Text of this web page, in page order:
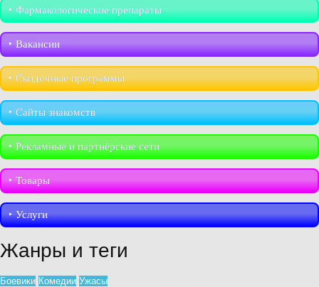
‣︎ Фармакологические препараты
‣︎ Вакансии
‣︎ Скидочные программы
‣︎ Сайты знакомств
‣︎ Рекламные и партнёрские сети
‣︎ Товары
‣︎ Услуги
Жанры и теги
Боевики Комедии Ужасы